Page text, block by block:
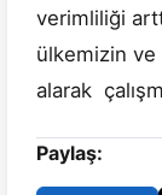
verimliliği
ülkemizin ve
alarak
Paylaş: